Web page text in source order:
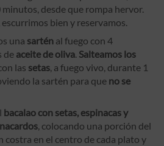
desde que rompa hervor.
bien y reservamos.
una sartén al fuego con 4
de aceite de oliva. Salteamos los
las setas, a fuego vivo, durante 1
la sartén para que no se
bacalao con setas, espinacas y
, colocando una porción del
costra en el centro de cada plato y